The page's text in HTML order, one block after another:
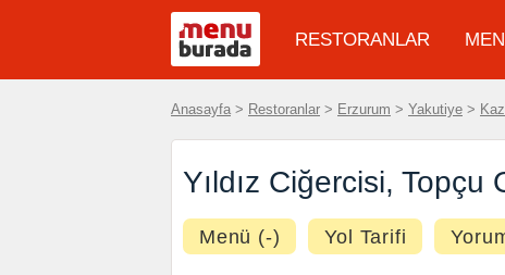
RESTORANLAR
Anasayfa > Restoranlar > Erzurum > Yakutiye >
Yıldız Ciğercisi, Topçu
Menü (-) Yol Tarifi